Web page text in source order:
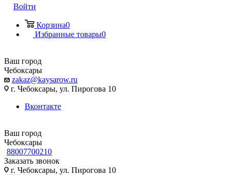
Войти
Корзина0
Избранные товары0
Ваш город
Чебоксары
zakaz@kaysarow.ru
г. Чебоксары, ул. Пирогова 10
Вконтакте
Ваш город
Чебоксары
88007700210
Заказать звонок
г. Чебоксары, ул. Пирогова 10